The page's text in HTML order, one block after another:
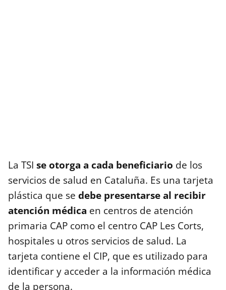
La TSI se otorga a cada beneficiario de los
servicios de salud en Cataluña. Es una tarjeta
plástica que se debe presentarse al recibir
atención médica en centros de atención
primaria CAP como el centro CAP Les Corts,
hospitales u otros servicios de salud. La
tarjeta contiene el CIP, que es utilizado para
identificar y acceder a la información médica
de la persona.